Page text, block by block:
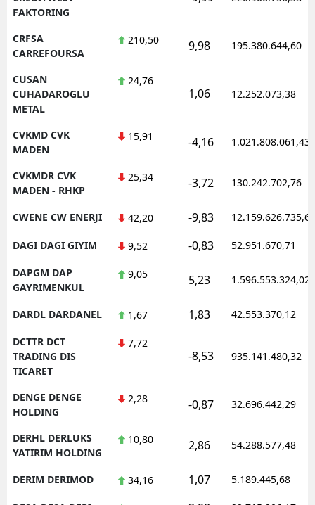
FAKTORING
CRFSA
CARREFOURSA
210,50 9,98 195.380.644,60
CUSAN
CUHADAROGLU
METAL
24,76
1,06 12.252.073,38
CVKMD CVK
MADEN
15,91 -4,16 1.021.808.061,43
CVKMDR CVK
MADEN - RHKP
25,34 -3,72 130.242.702,76
CWENE CW ENERJI 42,20 -9,83 12.159.626.735,62
DAGI DAGI GIYIM 9,52 -0,83 52.951.670,71
DAPGM DAP
GAYRIMENKUL
9,05 5,23 1.596.553.324,02
DARDL DARDANEL 1,67 1,83 42.553.370,12
DCTTR DCT
TRADING DIS
TICARET
7,72
-8,53 935.141.480,32
DENGE DENGE
HOLDING
2,28 -0,87 32.696.442,29
DERHL DERLUKS
YATIRIM HOLDING
10,80 2,86 54.288.577,48
DERIM DERIMOD 34,16 1,07 5.189.445,68